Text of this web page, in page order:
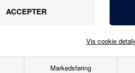
Markedsføring
Vis cookie